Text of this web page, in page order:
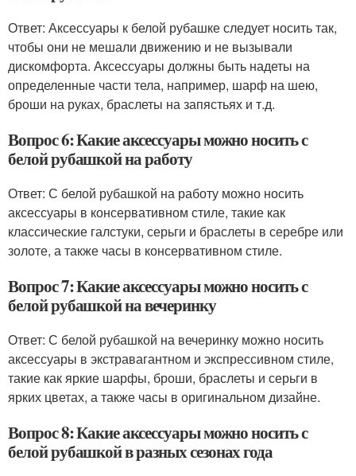
Ответ: Аксессуары к белой рубашке следует носить так,
чтобы они не мешали движению и не вызывали
дискомфорта. Аксессуары должны быть надеты на
определенные части тела, например, шарф на шею,
броши на руках, браслеты на запястьях и т.д.
Вопрос 6: Какие аксессуары можно носить с
белой рубашкой на работу
Ответ: С белой рубашкой на работу можно носить
аксессуары в консервативном стиле, такие как
классические галстуки, серьги и браслеты в серебре или
золоте, а также часы в консервативном стиле.
Вопрос 7: Какие аксессуары можно носить с
белой рубашкой на вечеринку
Ответ: С белой рубашкой на вечеринку можно носить
аксессуары в экстравагантном и экспрессивном стиле,
такие как яркие шарфы, броши, браслеты и серьги в
ярких цветах, а также часы в оригинальном дизайне.
Вопрос 8: Какие аксессуары можно носить с
белой рубашкой в разных сезонах года